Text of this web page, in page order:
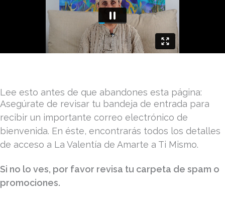
Lee esto antes de que abandones esta página:
Asegúrate de revisar tu bandeja de entrada para
recibir un importante correo electrónico de
bienvenida. En éste, encontrarás todos los detalles
de acceso a La Valentía de Amarte a Ti Mismo.
Si no lo ves, por favor revisa tu carpeta de spam o
promociones.